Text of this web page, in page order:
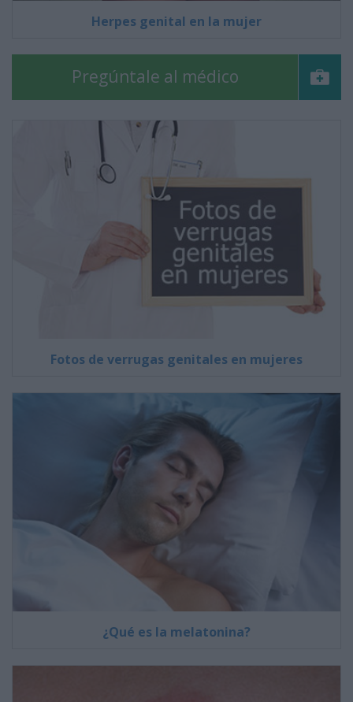
Herpes genital en la mujer
Pregúntale al médico
Fotos de verrugas genitales en mujeres
¿Qué es la melatonina?